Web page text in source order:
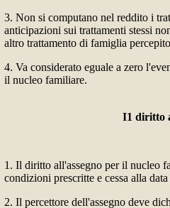
3. Non si computano nel reddito i
anticipazioni sui trattamenti stessi
altro trattamento di famiglia
4. Va considerato eguale a zero
il nucleo familiare.
I1 diritto
1. Il diritto all'assegno per il nucleo
condizioni prescritte e cessa alla
2. Il percettore dell'assegno deve